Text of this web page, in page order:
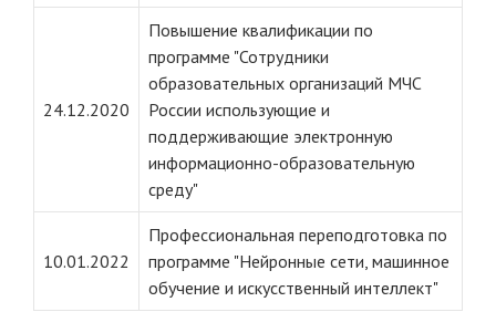
24.12.2020
Повышение квалификации по
программе "Сотрудники
образовательных организаций МЧС
России использующие и
поддерживающие электронную
информационно-образовательную
среду"
10.01.2022
Профессиональная переподготовка по
программе "Нейронные сети, машинное
обучение и искусственный интеллект"